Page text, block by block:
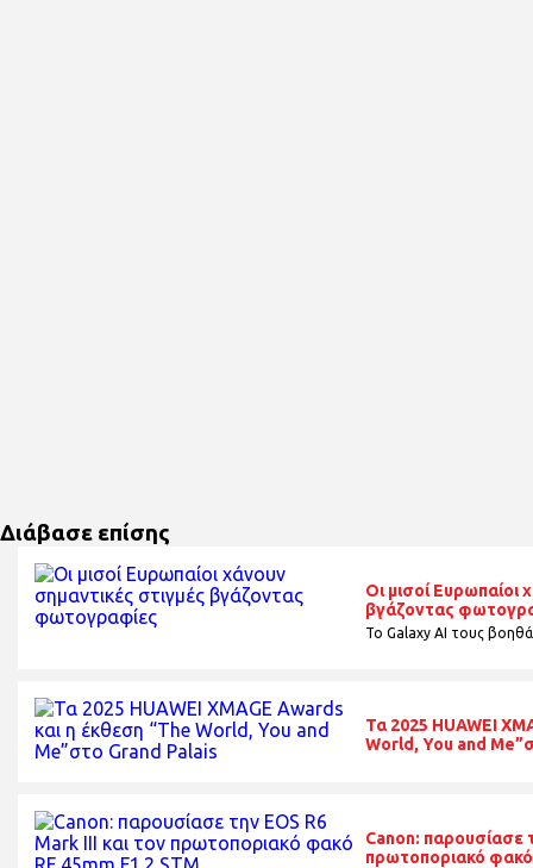
Διάβασε επίσης
Οι μισοί Ευρωπαίοι
βγάζοντας
Το Galaxy AI τους
Τα 2025 HUAWEI
World, You and
Canon: παρουσίασε
πρωτοποριακό φακό